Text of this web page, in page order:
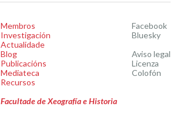
Membros
Investigación
Actualidade
Blog
Publicacións
Mediateca
Recursos
Facebook
Bluesky
Aviso legal
Licenza
Colofón
Facultade de Xeografía e Historia